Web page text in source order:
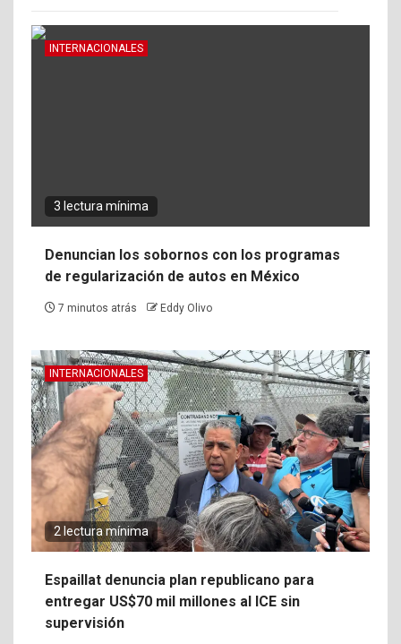
INTERNACIONALES
3 lectura mínima
Denuncian los sobornos con los programas
de regularización de autos en México
7 minutos atrás Eddy Olivo
INTERNACIONALES
2 lectura mínima
Espaillat denuncia plan republicano para
entregar US$70 mil millones al ICE sin
supervisión